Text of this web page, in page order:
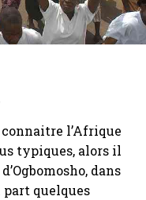
l’Afrique
typiques, alors il
dans
part quelques